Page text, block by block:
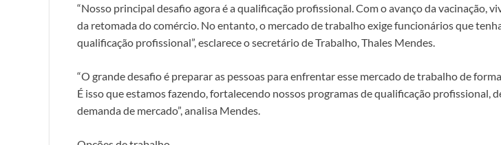
“Nosso principal desafio agora é a qualificação profissional. Com o avanço da vacinação,
da retomada do comércio. No entanto, o mercado de trabalho exige funcionários que
qualificação profissional”, esclarece o secretário de Trabalho, Thales Mendes.
“O grande desafio é preparar as pessoas para enfrentar esse mercado de trabalho de
É isso que estamos fazendo, fortalecendo nossos programas de qualificação profissional,
demanda de mercado”, analisa Mendes.